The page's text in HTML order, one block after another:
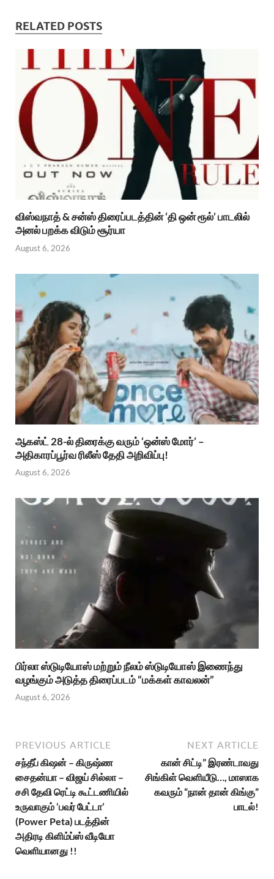
RELATED POSTS
விஸ்வநாத் & சன்ஸ் திரைப்படத்தின் ‘தி ஒன் ரூல்’ பாடலில்
அனல் பறக்க விடும் சூர்யா
August 6, 2026
ஆகஸ்ட் 28-ல் திரைக்கு வரும் ‘ஒன்ஸ் மோர்’ –
அதிகாரப்பூர்வ ரிலீஸ் தேதி அறிவிப்பு!
August 6, 2026
பிர்லா ஸ்டுடியோஸ் மற்றும் நீலம் ஸ்டுடியோஸ் இணைந்து
வழங்கும் அடுத்த திரைப்படம் “மக்கள் காவலன்”
August 6, 2026
PREVIOUS ARTICLE
சந்தீப் கிஷன் – கிருஷ்ண
சைதன்யா – விஜய் சில்லா –
சசி தேவி ரெட்டி கூட்டணியில்
உருவாகும் ‘பவர் பேட்டா’
(Power Peta) படத்தின்
அதிரடி கிளிம்ப்ஸ் வீடியோ
வெளியானது !!
NEXT ARTICLE
கான் சிட்டி” இரண்டாவது
சிங்கிள் வெளியீடு…, மாஸாக
கவரும் “நான் தான் கிங்கு”
பாடல்!